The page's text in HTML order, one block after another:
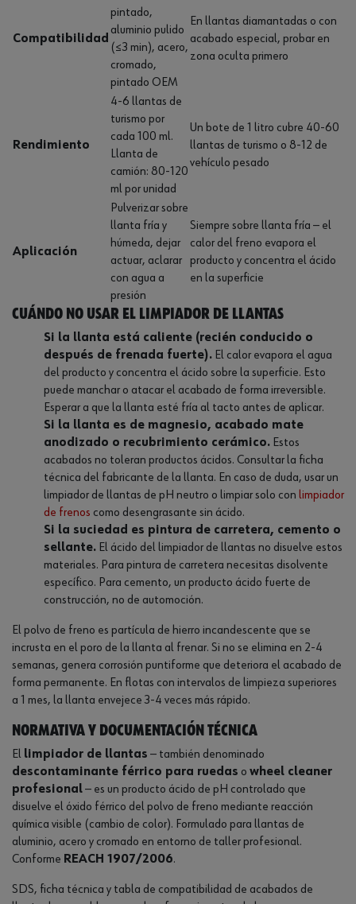
Compatibilidad
pintado,
aluminio pulido
(≤3 min), acero,
cromado,
pintado OEM
En llantas diamantadas o con
acabado especial, probar en
zona oculta primero
Rendimiento
4-6 llantas de
turismo por
cada 100 ml.
Llanta de
camión: 80-120
ml por unidad
Un bote de 1 litro cubre 40-60
llantas de turismo o 8-12 de
vehículo pesado
Aplicación
Pulverizar sobre
llanta fría y
húmeda, dejar
actuar, aclarar
con agua a
presión
Siempre sobre llanta fría — el
calor del freno evapora el
producto y concentra el ácido
en la superficie
Cuándo NO usar el limpiador de llantas
Si la llanta está caliente (recién conducido o
después de frenada fuerte). El calor evapora el agua
del producto y concentra el ácido sobre la superficie. Esto
puede manchar o atacar el acabado de forma irreversible.
Esperar a que la llanta esté fría al tacto antes de aplicar.
Si la llanta es de magnesio, acabado mate
anodizado o recubrimiento cerámico. Estos
acabados no toleran productos ácidos. Consultar la ficha
técnica del fabricante de la llanta. En caso de duda, usar un
limpiador de llantas de pH neutro o limpiar solo con limpiador
de frenos como desengrasante sin ácido.
Si la suciedad es pintura de carretera, cemento o
sellante. El ácido del limpiador de llantas no disuelve estos
materiales. Para pintura de carretera necesitas disolvente
específico. Para cemento, un producto ácido fuerte de
construcción, no de automoción.
El polvo de freno es partícula de hierro incandescente que se
incrusta en el poro de la llanta al frenar. Si no se elimina en 2-4
semanas, genera corrosión puntiforme que deteriora el acabado de
forma permanente. En flotas con intervalos de limpieza superiores
a 1 mes, la llanta envejece 3-4 veces más rápido.
Normativa y documentación técnica
El limpiador de llantas — también denominado
descontaminante férrico para ruedas o wheel cleaner
profesional— es un producto ácido de pH controlado que
disuelve el óxido férrico del polvo de freno mediante reacción
química visible (cambio de color). Formulado para llantas de
aluminio, acero y cromado en entorno de taller profesional.
Conforme REACH 1907/2006.
SDS, ficha técnica y tabla de compatibilidad de acabados de